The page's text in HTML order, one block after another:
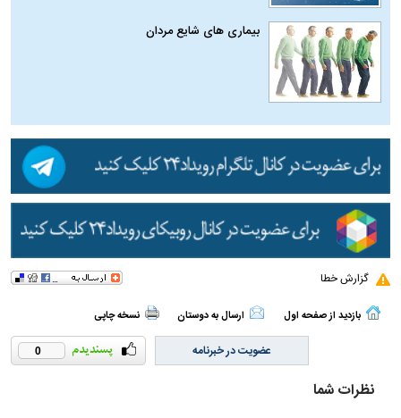
بیماری‌ های شایع مردان
گزارش خطا
بازدید از صفحه اول ارسال به دوستان نسخه چاپی
0 عضویت در خبرنامه
نظرات شما